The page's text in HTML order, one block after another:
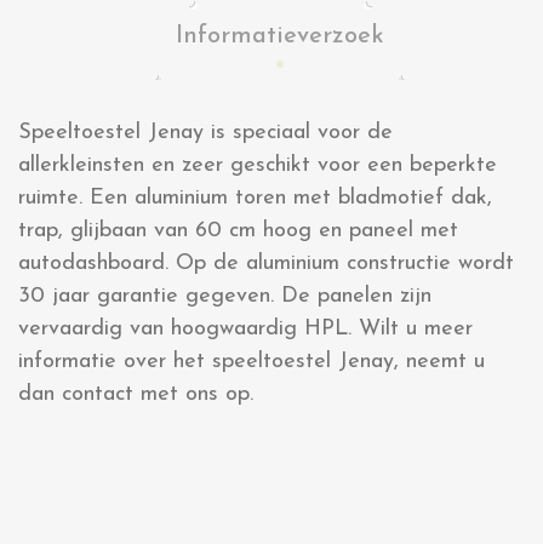
Informatieverzoek
Speeltoestel Jenay is speciaal voor de
allerkleinsten en zeer geschikt voor een beperkte
ruimte. Een aluminium toren met bladmotief dak,
trap, glijbaan van 60 cm hoog en paneel met
autodashboard. Op de aluminium constructie wordt
30 jaar garantie gegeven. De panelen zijn
vervaardig van hoogwaardig HPL. Wilt u meer
informatie over het speeltoestel Jenay, neemt u
dan contact met ons op.